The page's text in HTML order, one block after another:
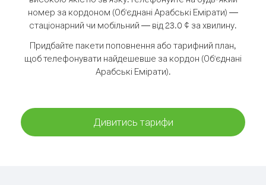
номер за кордоном (Об'єднані Арабські Емірати) —
стаціонарний чи мобільний — від 23.0 ¢ за хвилину.
Придбайте пакети поповнення або тарифний план,
щоб телефонувати найдешевше за кордон (Об'єднані
Арабські Емірати).
Дивитись тарифи